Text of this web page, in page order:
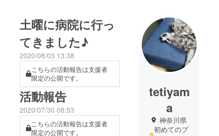
土曜に病院に行っ
てきました♪
2020/08/03 13:38
こちらの活動報告は支援者
限定の公開です。
活動報告
2020/07/30 08:53
こちらの活動報告は支援者
限定の公開です。
tetiyam
a
神奈川県
初めてのプ